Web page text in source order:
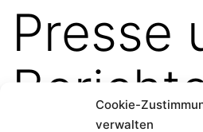
Cookie-
verwalten
Pres­se